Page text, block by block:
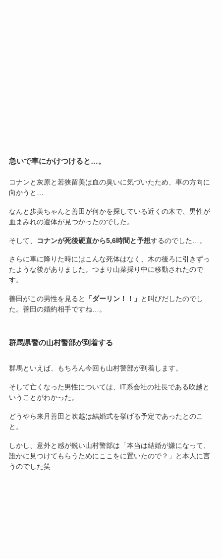
急いで車にかけつけると…。
コナンと灰原と若狭留美は血の臭いに気づいたため、車の方向に
向かうと…
なんと歩美ちゃんと善田が何かを探している近くの木で、男性が
血まみれの遺体が見つかったのでした。
そして、 コナンが死後硬直から5,6時間と予想するのでした…。
さらに車に降りた時にはこんな死体はなく、木の後ろに引きずっ
たような後がありました。つまり山菜採り中に移動されたので
す。
善田がこの男性を見ると 「ダーリン！！」 と叫びだしたのでし
た。善田の婚約相手ですね…。
群馬県警の山村警部が到着する
群馬といえば、もちろん今回も山村警部が到着します。
そして亡くなった男性については、IT系会社の社長である吹越と
いうことがわかった。
どうやら来月善田と吹越は結婚式を挙げる予定であったとのこ
と。
しかし、意外と感が鋭い山村警部は「本当は結婚が嫌になって、
誰かに見つけてもらうためにここをに置いたので？」と本人に言
うのでした笑